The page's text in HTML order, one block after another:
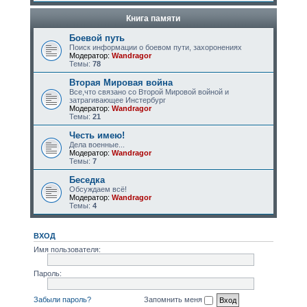
Книга памяти
Боевой путь
Поиск информации о боевом пути, захоронениях
Модератор: Wandragor
Темы: 78
Вторая Мировая война
Все,что связано со Второй Мировой войной и
затрагивающее Инстербург
Модератор: Wandragor
Темы: 21
Честь имею!
Дела военные...
Модератор: Wandragor
Темы: 7
Беседка
Обсуждаем всё!
Модератор: Wandragor
Темы: 4
ВХОД
Имя пользователя:
Пароль:
Забыли пароль? Запомнить меня